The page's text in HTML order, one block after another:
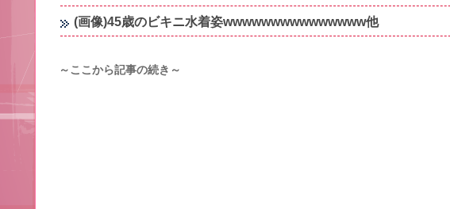
(画像)45歳のビキニ水着姿wwwwwwwwwwwwwww他
～ここから記事の続き～